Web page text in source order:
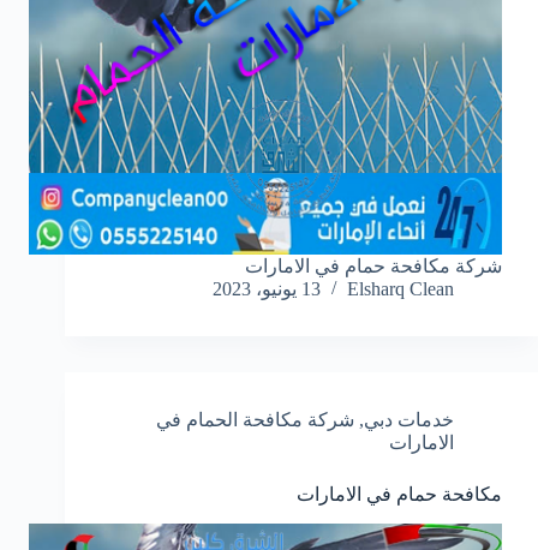
شركة مكافحة حمام في الامارات
Elsharq Clean
13 يونيو، 2023
خدمات دبي, شركة مكافحة الحمام في
الامارات
مكافحة حمام في الامارات